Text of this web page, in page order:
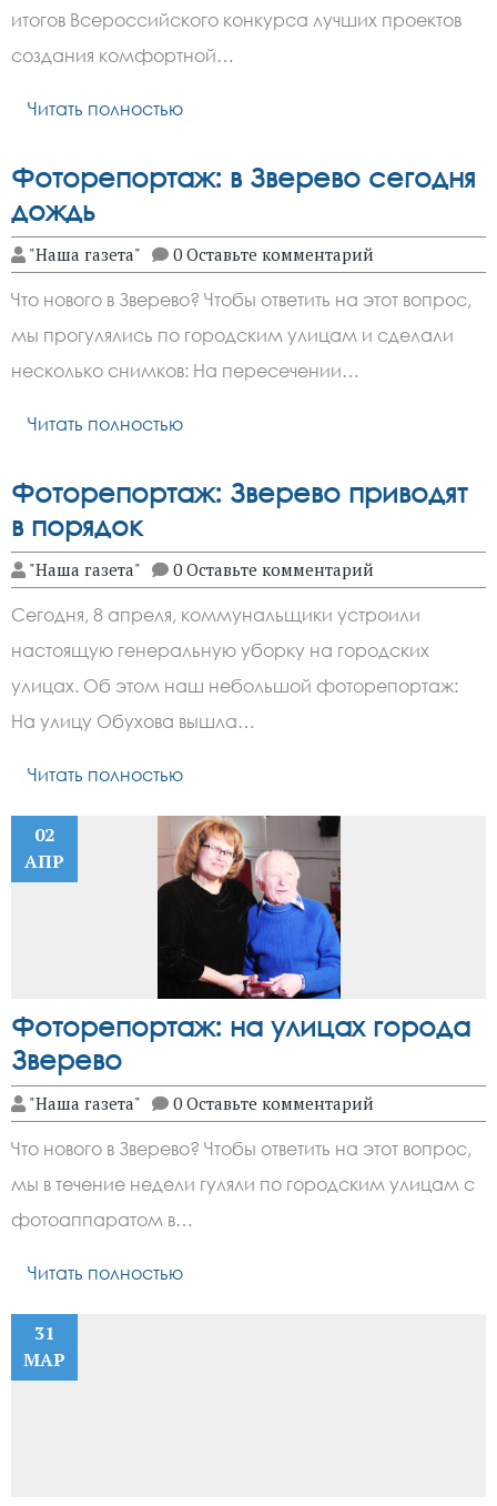
итогов Всероссийского конкурса лучших проектов
создания комфортной…
Читать полностью
Фоторепортаж: в Зверево сегодня
дождь
"Наша газета" 0 Оставьте комментарий
Что нового в Зверево? Чтобы ответить на этот вопрос,
мы прогулялись по городским улицам и сделали
несколько снимков: На пересечении…
Читать полностью
Фоторепортаж: Зверево приводят
в порядок
"Наша газета" 0 Оставьте комментарий
Сегодня, 8 апреля, коммунальщики устроили
настоящую генеральную уборку на городских
улицах. Об этом наш небольшой фоторепортаж:
На улицу Обухова вышла…
Читать полностью
02
АПР
Фоторепортаж: на улицах города
Зверево
"Наша газета" 0 Оставьте комментарий
Что нового в Зверево? Чтобы ответить на этот вопрос,
мы в течение недели гуляли по городским улицам с
фотоаппаратом в…
Читать полностью
31
МАР